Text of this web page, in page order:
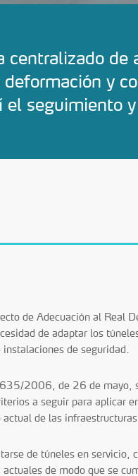
de
y
el seguimiento
de Adecuación al Real
de adaptar los
de seguridad.
2006, de 26 de mayo,
a seguir para aplicar
de las
de túneles en servicio,
de modo que se